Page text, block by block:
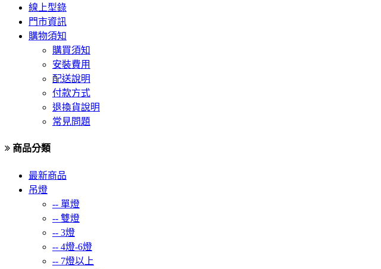
線上型錄
門市資訊
購物須知
購買須知
安裝費用
配送說明
付款方式
退換貨說明
常見問題
商品分類
最新商品
吊燈
-- 單燈
-- 雙燈
-- 3燈
-- 4燈-6燈
-- 7燈以上